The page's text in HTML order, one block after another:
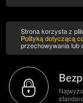
Strona korzysta z
Polityką dotyczącą
przechowywania lub